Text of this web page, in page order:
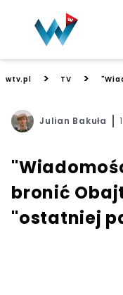
wtv.pl > TV >
Julian Bakuła
bronić
"ostatniej